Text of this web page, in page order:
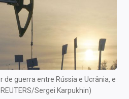
de guerra entre Rússia e Ucrânia, e
Sergei Karpukhin)